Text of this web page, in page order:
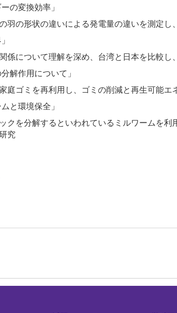
の変換効率」
羽の形状の違いによる発電量の違いを測定し
係について理解を深め、台湾と日本を比較し
解作用について」
庭ゴミを再利用し、ゴミの削減と再生可能エ
と環境保全」
クを分解するといわれているミルワームを利
究